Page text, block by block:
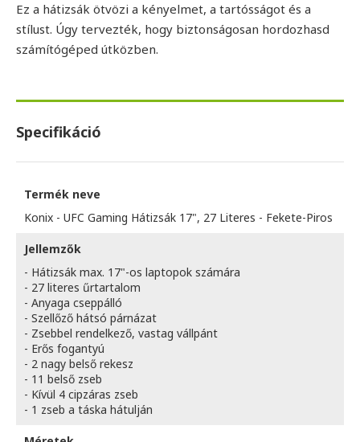
Ez a hátizsák ötvözi a kényelmet, a tartósságot és a
stílust. Úgy tervezték, hogy biztonságosan hordozhasd
számítógéped útközben.
Specifikáció
Termék neve
Konix - UFC Gaming Hátizsák 17", 27 Literes - Fekete-Piros
Jellemzők
- Hátizsák max. 17"-os laptopok számára
- 27 literes űrtartalom
- Anyaga cseppálló
- Szellőző hátsó párnázat
- Zsebbel rendelkező, vastag vállpánt
- Erős fogantyú
- 2 nagy belső rekesz
- 11 belső zseb
- Kívül 4 cipzáras zseb
- 1 zseb a táska hátulján